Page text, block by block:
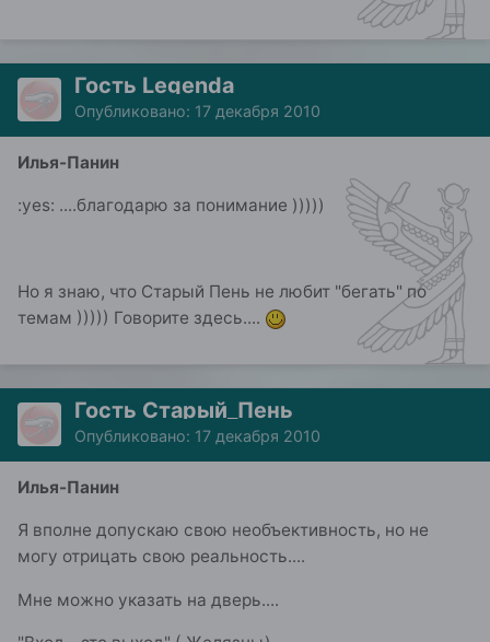
Гость Legenda
Опубликовано: 17 декабря 2010
Илья-Панин
:yes: ....благодарю за понимание )))))
Но я знаю, что Старый Пень не любит "бегать" по
темам ))))) Говорите здесь....
Гость Старый_Пень
Опубликовано: 17 декабря 2010
Илья-Панин
Я вполне допускаю свою необъективность, но не
могу отрицать свою реальность....
Мне можно указать на дверь....